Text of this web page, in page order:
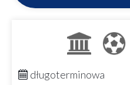
długoterminowa